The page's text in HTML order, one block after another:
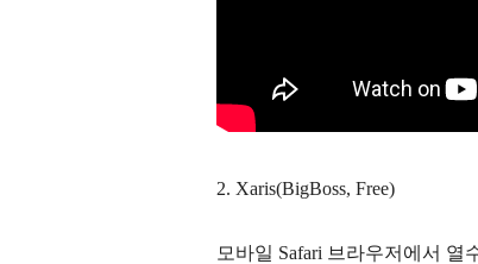
2. Xaris(BigBoss, Free)
모바일 Safari 브라우저에서 열